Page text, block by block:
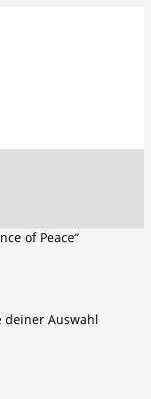
of Peace“
deiner Auswahl